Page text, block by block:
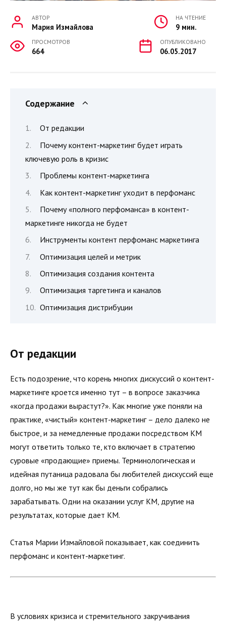
АВТОР
Мария Измайлова
НА ЧТЕНИЕ
9 мин.
ПРОСМОТРОВ
664
ОПУБЛИКОВАНО
06.05.2017
Содержание
От редакции
Почему контент-маркетинг будет играть
ключевую роль в кризис
Проблемы контент-маркетинга
Как контент-маркетинг уходит в перфоманс
Почему «полного перфоманса» в контент-
маркетинге никогда не будет
Инструменты контент перфоманс маркетинга
Оптимизация целей и метрик
Оптимизация создания контента
Оптимизация таргетинга и каналов
Оптимизация дистрибуции
От редакции
Есть подозрение, что корень многих дискуссий о контент-
маркетинге кроется именно тут – в вопросе заказчика
«когда продажи вырастут?». Как многие уже поняли на
практике, «чистый» контент-маркетинг – дело далеко не
быстрое, и за немедленные продажи посредством КМ
могут ответить только те, кто включает в стратегию
суровые «продающие» приемы. Терминологическая и
идейная путаница радовала бы любителей дискуссий еще
долго, но мы же тут как бы деньги собрались
зарабатывать. Одни на оказании услуг КМ, другие на
результатах, которые дает КМ.
Статья Марии Измайловой показывает, как соединить
перфоманс и контент-маркетинг.
В условиях кризиса и стремительного закручивания